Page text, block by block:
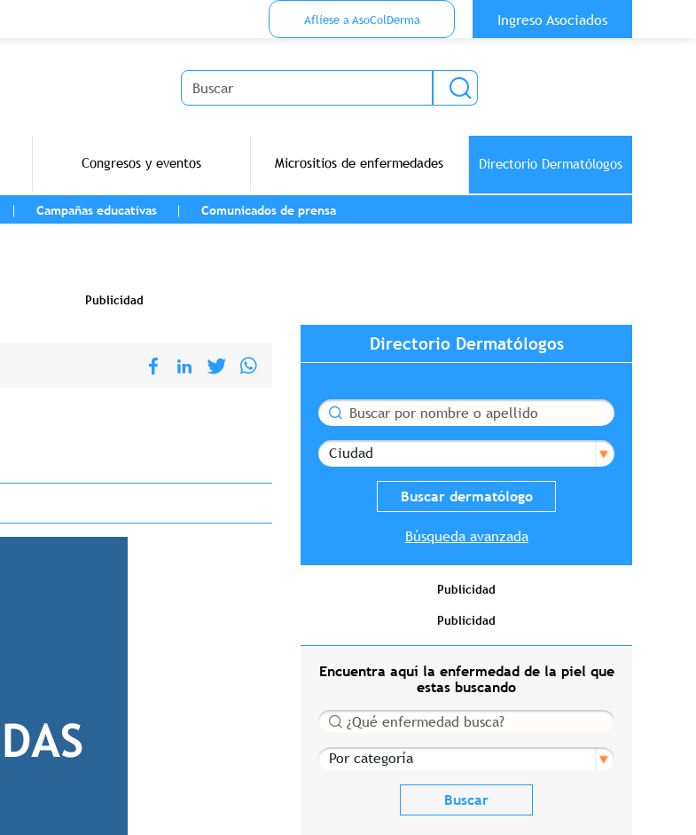
Menu Top Anónimo
Aflíese a AsoColDerma
Ingreso Asociados
Buscar
Congresos y eventos Micrositios de enfermedades Directorio Dermatólogos
Campañas educativas Comunicados de prensa
Publicidad
Directorio Dermatólogos
Buscar
Ciudad
Búsqueda avanzada
Publicidad
Publicidad
Encuentra aquí la enfermedad de la piel que
estas buscando
Buscar
Por categoría